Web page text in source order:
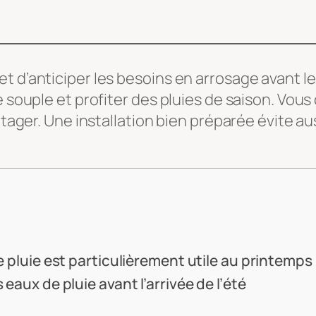
d’anticiper les besoins en arrosage avant
et profiter des pluies de saison.
Une installation bien préparée évite
pluie est particulièrement utile au printemps
de pluie avant l’arrivée de l’été